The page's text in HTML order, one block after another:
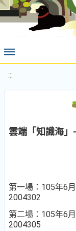
:::
雲端「知識海
第一場：105年6
2004302
第二場：105年6
2004305